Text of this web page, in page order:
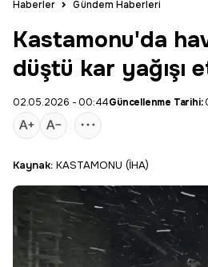
Haberler Gündem Haberleri
Kastamonu'da
düştü kar yağışı
02.05.2026 - 00:44Güncellenme Tarihi:
Kaynak: KASTAMONU (İHA)